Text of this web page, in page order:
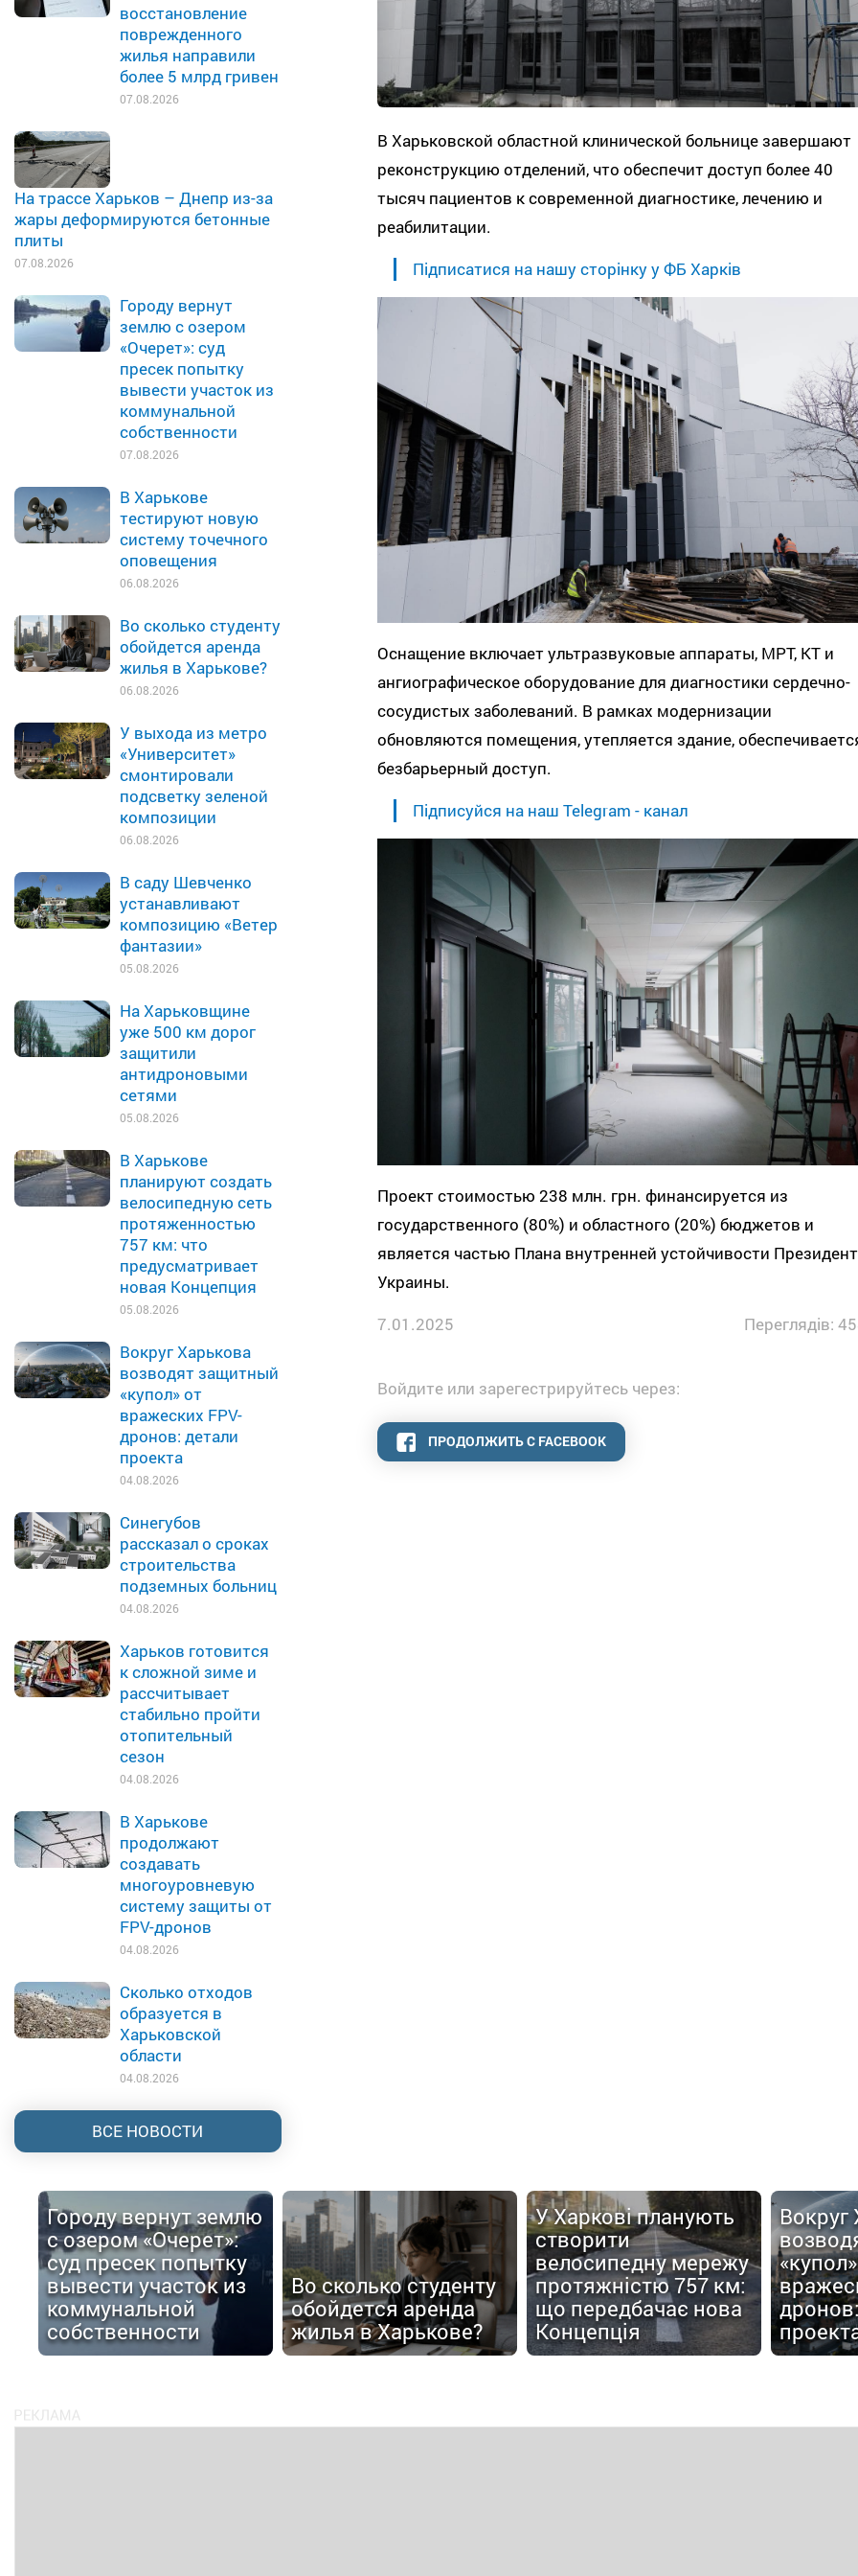
восстановление
поврежденного
жилья направили
более 5 млрд гривен
07.08.2026
На трассе Харьков – Днепр из-за
жары деформируются бетонные
плиты
07.08.2026
Городу вернут
землю с озером
«Очерет»: суд
пресек попытку
вывести участок из
коммунальной
собственности
07.08.2026
В Харькове
тестируют новую
систему точечного
оповещения
06.08.2026
Во сколько студенту
обойдется аренда
жилья в Харькове?
06.08.2026
У выхода из метро
«Университет»
смонтировали
подсветку зеленой
композиции
06.08.2026
В саду Шевченко
устанавливают
композицию «Ветер
фантазии»
05.08.2026
На Харьковщине
уже 500 км дорог
защитили
антидроновыми
сетями
05.08.2026
В Харькове
планируют создать
велосипедную сеть
протяженностью
757 км: что
предусматривает
новая Концепция
05.08.2026
Вокруг Харькова
возводят защитный
«купол» от
вражеских FPV-
дронов: детали
проекта
04.08.2026
Синегубов
рассказал о сроках
строительства
подземных больниц
04.08.2026
Харьков готовится
к сложной зиме и
рассчитывает
стабильно пройти
отопительный
сезон
04.08.2026
В Харькове
продолжают
создавать
многоуровневую
систему защиты от
FPV-дронов
04.08.2026
Сколько отходов
образуется в
Харьковской
области
04.08.2026
ВСЕ НОВОСТИ
В Харьковской областной клинической больнице завершают
реконструкцию отделений, что обеспечит доступ более 40
тысяч пациентов к современной диагностике, лечению и
реабилитации.
Підписатися на нашу сторінку у ФБ Харків
Оснащение включает ультразвуковые аппараты, МРТ, КТ и
ангиографическое оборудование для диагностики сердечно-
сосудистых заболеваний. В рамках модернизации
обновляются помещения, утепляется здание,
безбарьерный доступ.
Підписуйся на наш Telegram - канал
Проект стоимостью 238 млн. грн. финансируется из
государственного (80%) и областного (20%) бюджетов и
является частью Плана внутренней устойчивости
Украины.
7.01.2025
Переглядів:
Войдите или зарегестрируйтесь через:
ПРОДОЛЖИТЬ С FACEBOOK
Городу вернут землю
с озером «Очерет»:
суд пресек попытку
вывести участок из
коммунальной
собственности
Во сколько студенту
обойдется аренда
жилья в Харькове?
У Харкові планують
створити
велосипедну мережу
протяжністю 757 км:
що передбачає нова
Концепція
Вокруг